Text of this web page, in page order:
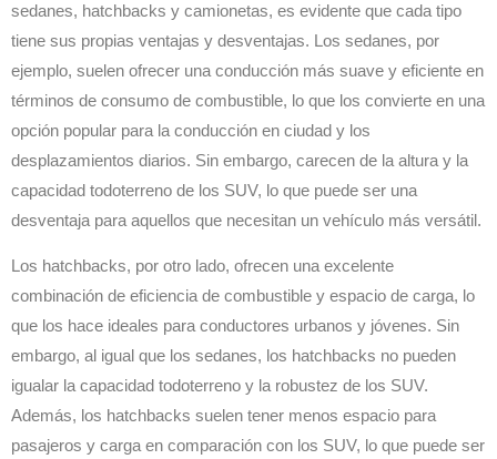
sedanes, hatchbacks y camionetas, es evidente que cada tipo
tiene sus propias ventajas y desventajas. Los sedanes, por
ejemplo, suelen ofrecer una conducción más suave y eficiente en
términos de consumo de combustible, lo que los convierte en una
opción popular para la conducción en ciudad y los
desplazamientos diarios. Sin embargo, carecen de la altura y la
capacidad todoterreno de los SUV, lo que puede ser una
desventaja para aquellos que necesitan un vehículo más versátil.
Los hatchbacks, por otro lado, ofrecen una excelente
combinación de eficiencia de combustible y espacio de carga, lo
que los hace ideales para conductores urbanos y jóvenes. Sin
embargo, al igual que los sedanes, los hatchbacks no pueden
igualar la capacidad todoterreno y la robustez de los SUV.
Además, los hatchbacks suelen tener menos espacio para
pasajeros y carga en comparación con los SUV, lo que puede ser